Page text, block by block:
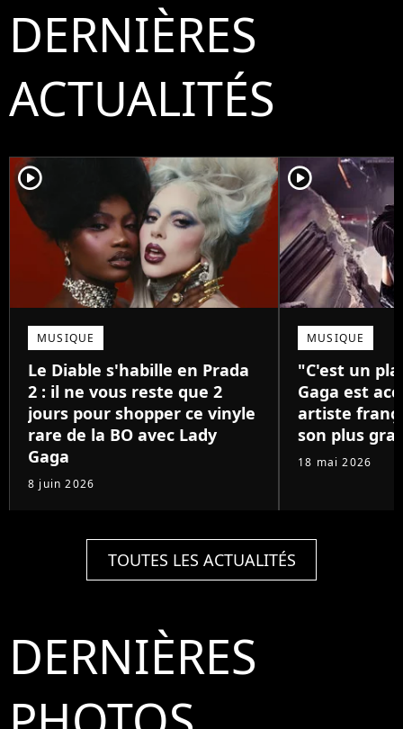
DERNIÈRES
ACTUALITÉS
player2
MUSIQUE
Le Diable s'habille en Prada
2 : il ne vous reste que 2
jours pour shopper ce vinyle
rare de la BO avec Lady
Gaga
8 juin 2026
player2
MUSIQUE
"C'est un
Gaga est
artiste
son plus
18 mai 2026
TOUTES LES ACTUALITÉS
DERNIÈRES